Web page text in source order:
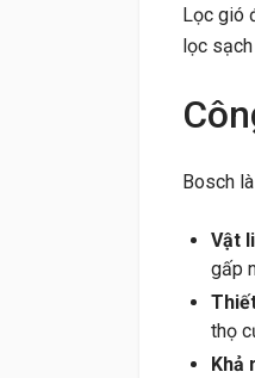
Lọc gió
lọc
Bosch
Vật
gấp
thọ
Khả